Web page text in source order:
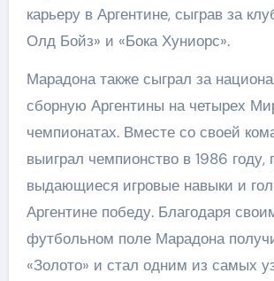
карьеру в Аргентине, сыграв за
Олд Бойз» и «Бока Хуниорс».
Марадона также сыграл за
сборную Аргентины на четырех
чемпионатах. Вместе со своей
выиграл чемпионство в 1986 году,
выдающиеся игровые навыки и
Аргентине победу. Благодаря
футбольном поле Марадона
«Золото» и стал одним из самых